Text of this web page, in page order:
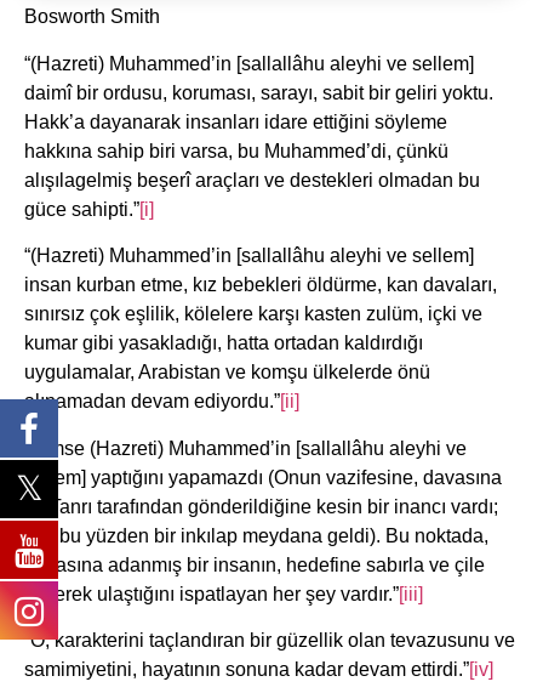
Bosworth Smith
“(Hazreti) Muhammed’in [sallallâhu aleyhi ve sellem]
daimî bir ordusu, koruması, sarayı, sabit bir geliri yoktu.
Hakk’a dayanarak insanları idare ettiğini söyleme
hakkına sahip biri varsa, bu Muhammed’di, çünkü
alışılagelmiş beşerî araçları ve destekleri olmadan bu
güce sahipti.”[i]
“(Hazreti) Muhammed’in [sallallâhu aleyhi ve sellem]
insan kurban etme, kız bebekleri öldürme, kan davaları,
sınırsız çok eşlilik, kölelere karşı kasten zulüm, içki ve
kumar gibi yasakladığı, hatta ortadan kaldırdığı
uygulamalar, Arabistan ve komşu ülkelerde önü
alınamadan devam ediyordu.”[ii]
“Kimse (Hazreti) Muhammed’in [sallallâhu aleyhi ve
sellem] yaptığını yapamazdı (Onun vazifesine, davasına
ve Tanrı tarafından gönderildiğine kesin bir inancı vardı;
işte bu yüzden bir inkılap meydana geldi). Bu noktada,
davasına adanmış bir insanın, hedefine sabırla ve çile
çekerek ulaştığını ispatlayan her şey vardır.”[iii]
“O, karakterini taçlandıran bir güzellik olan tevazusunu ve
samimiyetini, hayatının sonuna kadar devam ettirdi.”[iv]